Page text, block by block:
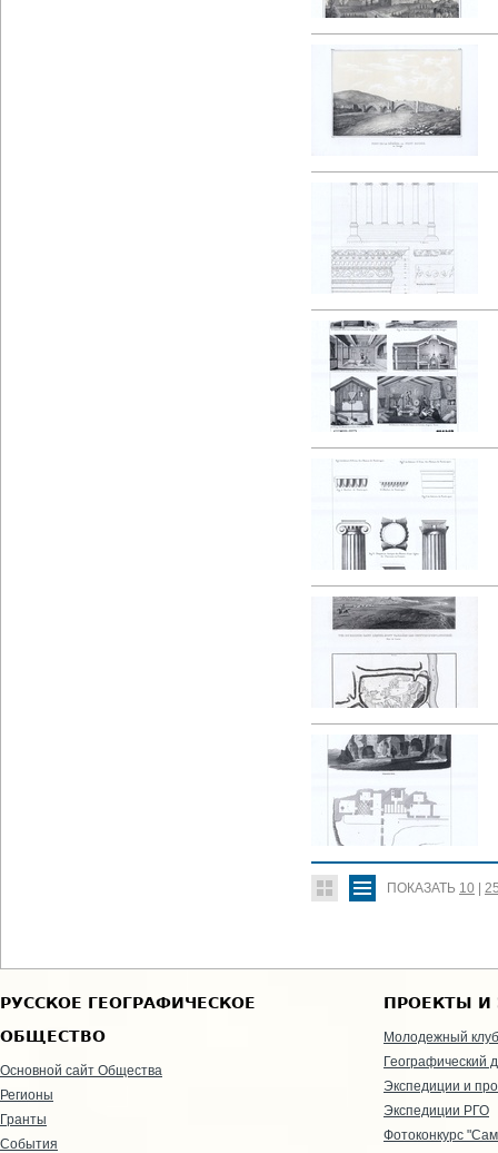
ПОКАЗАТЬ 10
РУССКОЕ ГЕОГРАФИЧЕСКОЕ
ОБЩЕСТВО
Основной сайт Общества
Регионы
Гранты
События
ПРОЕКТЫ И
Молодежный клуб
Географический
Экспедиции и
Экспедиции РГО
Фотоконкурс